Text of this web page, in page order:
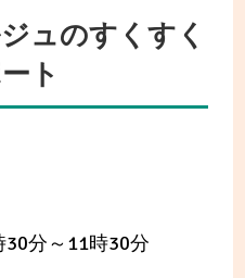
ュのすくすく
ト
分～11時30分